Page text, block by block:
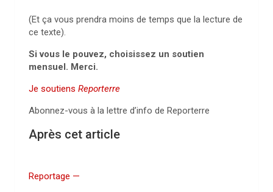
(Et ça vous prendra moins de temps que la lecture de
ce texte).
Si vous le pouvez, choisissez un soutien
mensuel. Merci.
Je soutiens Reporterre
Abonnez-vous à la lettre d’info de Reporterre
Après cet article
Reportage —